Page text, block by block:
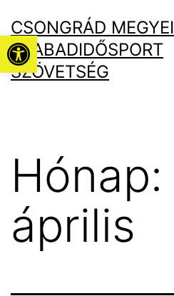
Eszköztár megnyitása
a
tartalomhoz
CSONGRÁD MEGYEI
SZABADIDŐSPORT
SZÖVETSÉG
Hónap:
április